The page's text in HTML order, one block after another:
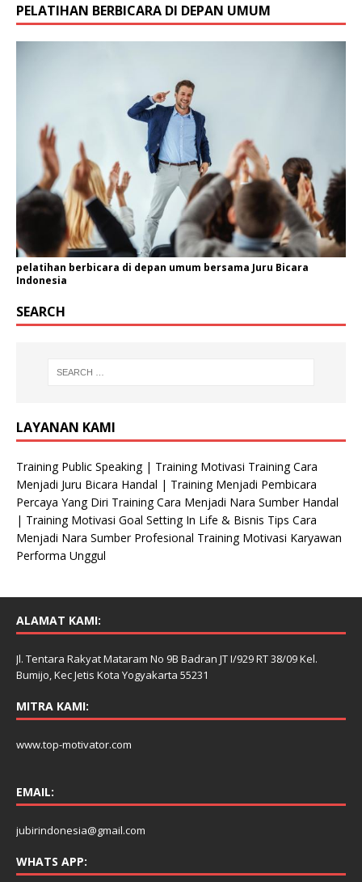
PELATIHAN BERBICARA DI DEPAN UMUM
pelatihan berbicara di depan umum bersama Juru Bicara
Indonesia
SEARCH
LAYANAN KAMI
Training Public Speaking | Training Motivasi Training Cara
Menjadi Juru Bicara Handal | Training Menjadi Pembicara
Percaya Yang Diri Training Cara Menjadi Nara Sumber Handal
| Training Motivasi Goal Setting In Life & Bisnis Tips Cara
Menjadi Nara Sumber Profesional Training Motivasi Karyawan
Performa Unggul
ALAMAT KAMI:
Jl. Tentara Rakyat Mataram No 9B Badran JT I/929 RT 38/09 Kel.
Bumijo, Kec Jetis Kota Yogyakarta 55231
MITRA KAMI:
www.top-motivator.com
EMAIL:
jubirindonesia@gmail.com
WHATS APP: